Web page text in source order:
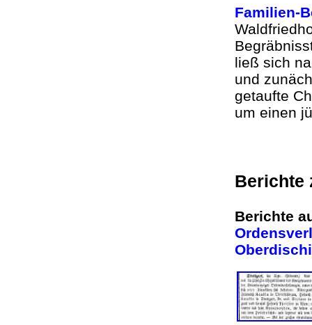
Familien-
ließ sich
und
getaufte
um einen
Berichte
Berichte